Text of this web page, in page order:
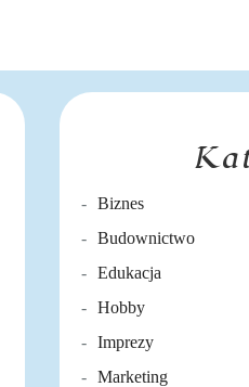
Biznes
Budownictwo
Edukacja
Hobby
Imprezy
Marketing